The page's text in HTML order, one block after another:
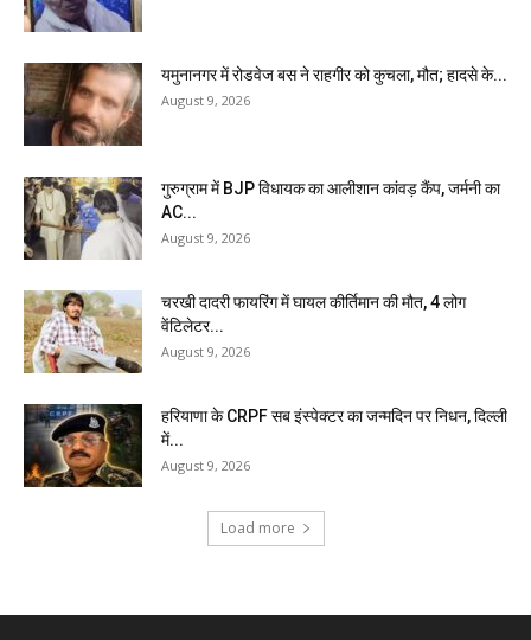
यमुनानगर में रोडवेज बस ने राहगीर को कुचला, मौत; हादसे के...
August 9, 2026
गुरुग्राम में BJP विधायक का आलीशान कांवड़ कैंप, जर्मनी का
AC...
August 9, 2026
चरखी दादरी फायरिंग में घायल कीर्तिमान की मौत, 4 लोग
वेंटिलेटर...
August 9, 2026
हरियाणा के CRPF सब इंस्पेक्टर का जन्मदिन पर निधन, दिल्ली
में...
August 9, 2026
Load more